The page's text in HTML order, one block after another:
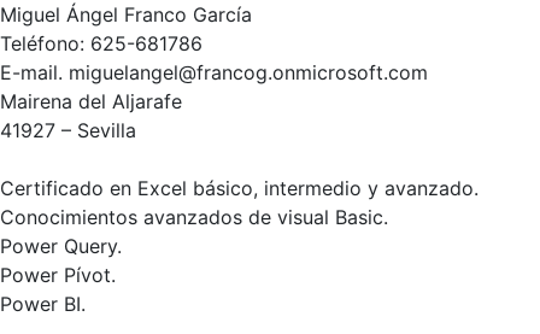
Miguel Ángel Franco García
Teléfono: 625-681786
E-mail. miguelangel@francog.onmicrosoft.com
Mairena del Aljarafe
41927 – Sevilla
Certificado en Excel básico, intermedio y avanzado.
Conocimientos avanzados de visual Basic.
Power Query.
Power Pívot.
Power BI.